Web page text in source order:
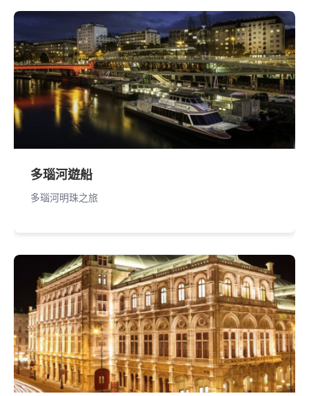
多瑙河遊船
多瑙河明珠之旅